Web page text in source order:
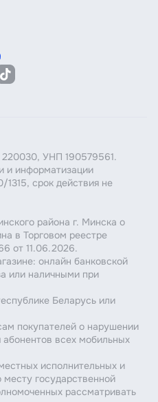
УНП 190579561.
и информатизации
срок действия не
района г. Минска о
в Торговом реестре
от 11.06.2026.
онлайн банковской
или наличными при
Беларусь или
покупателей о нарушении
всех мобильных
исполнительных и
месту государственной
рассматривать